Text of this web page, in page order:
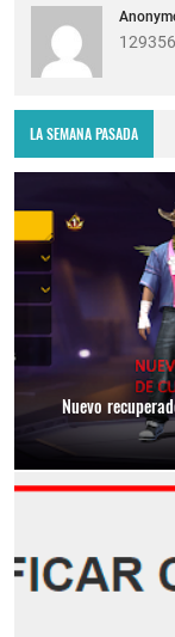
LA SEMANA PASADA
Nuevo